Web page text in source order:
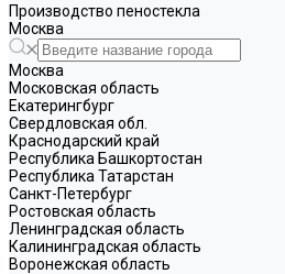
Производство пеностекла
Москва
Москва
Московская область
Екатерингбург
Свердловская обл.
Краснодарский край
Республика Башкортостан
Республика Татарстан
Санкт-Петербург
Ростовская область
Ленинградская область
Калининградская область
Воронежская область